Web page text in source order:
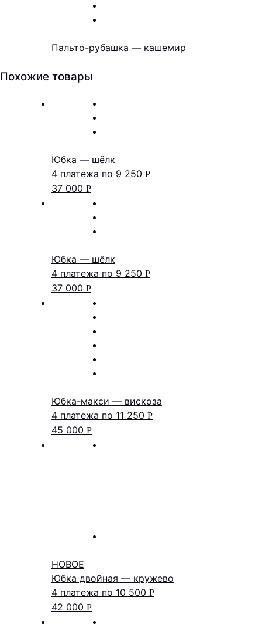
Пальто-рубашка — кашемир
Похожие товары
Юбка — шёлк
4 платежа по 9 250 Р
37 000 Р
Юбка — шёлк
4 платежа по 9 250 Р
37 000 Р
Юбка-макси — вискоза
4 платежа по 11 250 Р
45 000 Р
НОВОЕ
Юбка двойная — кружево
4 платежа по 10 500 Р
42 000 Р